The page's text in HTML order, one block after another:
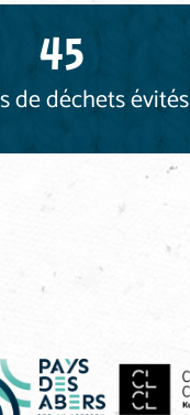
de déchets évités
45